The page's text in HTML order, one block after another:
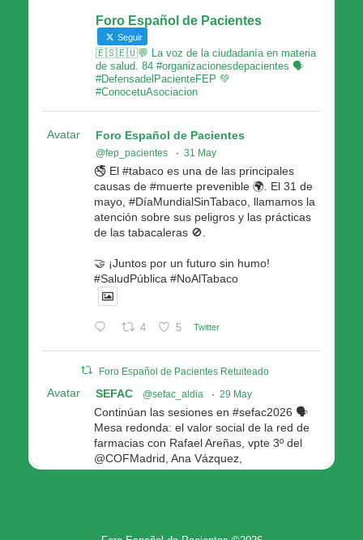
Foro Español de Pacientes
Seguir
🇪🇸🇪🇺💬 La voz de la ciudadanía en materia
de salud. 84 #organizacionesdepacientes 🗣
#DefensadelPacienteFEP 💚
#ConocetuAsociacion
Avatar Foro Español de Pacientes
@fep_pacientes · 31 May
🚭 El #tabaco es una de las principales
causas de #muerte prevenible 🌍. El 31 de
mayo, #DíaMundialSinTabaco, llamamos la
atención sobre sus peligros y las prácticas
de las tabacaleras 🚫.
🤝 ¡Juntos por un futuro sin humo!
#SaludPública #NoAlTabaco
4 5 Twitter
Foro Español de Pacientes Retuiteado
Avatar SEFAC @sefac_aldia · 29 May
Continúan las sesiones en #sefac2026 🗣️
Mesa redonda: el valor social de la red de
farmacias con Rafael Areñas, vpte 3º del
@COFMadrid, Ana Vázquez,
@fep_pacientes Galicia, Antón Acevedo, d